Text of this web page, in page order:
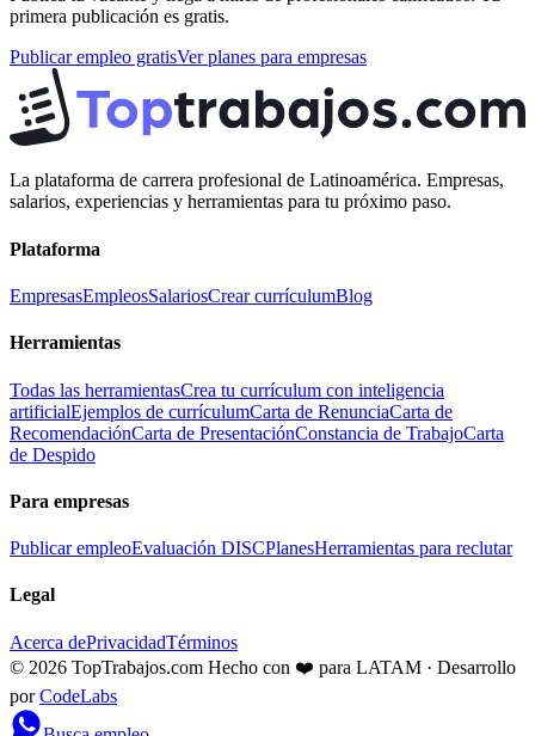
primera publicación es gratis.
Publicar empleo gratisVer planes para empresas
La plataforma de carrera profesional de Latinoamérica. Empresas,
salarios, experiencias y herramientas para tu próximo paso.
Plataforma
EmpresasEmpleosSalariosCrear currículumBlog
Herramientas
Todas las herramientasCrea tu currículum con inteligencia
artificialEjemplos de currículumCarta de RenunciaCarta de
RecomendaciónCarta de PresentaciónConstancia de TrabajoCarta
de Despido
Para empresas
Publicar empleoEvaluación DISCPlanesHerramientas para reclutar
Legal
Acerca dePrivacidadTérminos
© 2026 TopTrabajos.com Hecho con ❤️ para LATAM · Desarrollo
por CodeLabs